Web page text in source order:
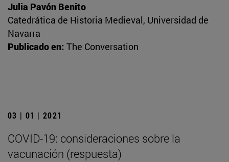
Julia Pavón Benito
Catedrática de Historia Medieval, Universidad de
Navarra
Publicado en: The Conversation
03 | 01 | 2021
COVID-19: consideraciones sobre la
vacunación (respuesta)